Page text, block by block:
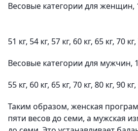
Весовые категории для женщин,
51 кг, 54 кг, 57 кг, 60 кг, 65 кг, 70 кг,
Весовые категории для мужчин,
55 кг, 60 кг, 65 кг, 70 кг, 80 кг, 90
Таким образом, женская
пяти весов до семи, а мужская